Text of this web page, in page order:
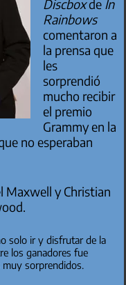
Discboxde In
Rainbows
comentaron a
la prensa que
les
sorprendió
mucho recibir
el premio
Grammy en la
no esperaban
Maxwell y Christian
solo ir y disfrutar de la
los ganadores fue
sorprendidos.